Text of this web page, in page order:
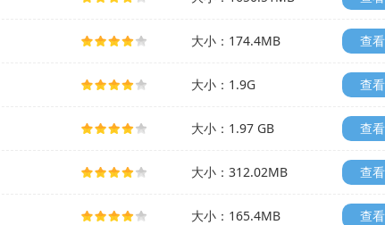
大小：174.4MB 查看
大小：1.9G 查看
大小：1.97 GB 查看
大小：312.02MB 查看
大小：165.4MB 查看